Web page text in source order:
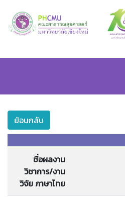
ย้อนกลับ
ชื่อผลงาน
วิชาการ/งาน
วิจัย ภาษาไทย